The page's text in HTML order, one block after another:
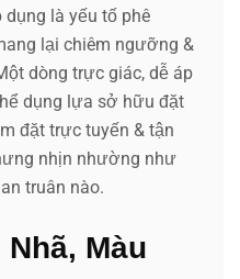
dụng là yếu tố phê
lại chiêm ngưỡng &
dòng trực giác, dễ áp
dụng lựa sở hữu đặt
đặt trực tuyến & tận
nhịn nhường như
truân nào.
Màu